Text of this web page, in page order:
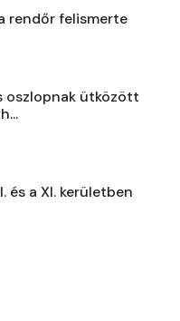
rendőr felismerte
oszlopnak ütközött
és a XI. kerületben